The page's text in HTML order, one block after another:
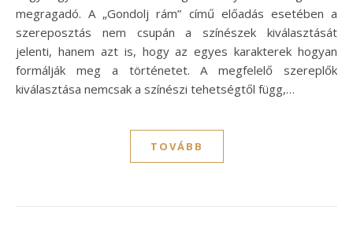
megragadó. A „Gondolj rám” című előadás esetében a
szereposztás nem csupán a színészek kiválasztását
jelenti, hanem azt is, hogy az egyes karakterek hogyan
formálják meg a történetet. A megfelelő szereplők
kiválasztása nemcsak a színészi tehetségtől függ,…
TOVÁBB